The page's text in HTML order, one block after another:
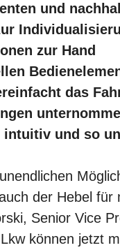
und
zur Hand
das
und so
der Hebel
Senior Vice
können jetzt